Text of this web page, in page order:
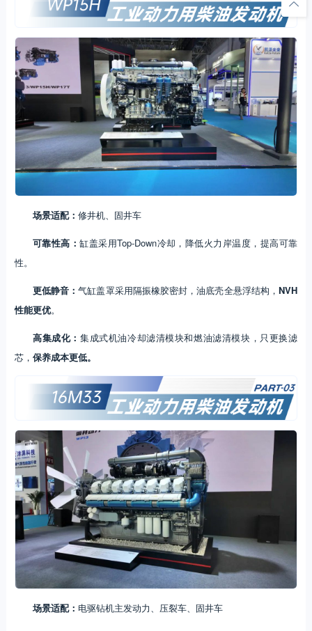
场景适配： 修井机、固井车
可靠性高：缸盖采用Top-Down冷却，降低火力岸温度，提高可靠
性。
更低静音：气缸盖罩采用隔振橡胶密封，油底壳全悬浮结构，NVH
性能更优。
高集成化： 集成式机油冷却滤清模块和燃油滤清模块，只更换滤
芯， 保养成本更低。
场景适配： 电驱钻机主发动力、压裂车、固井车